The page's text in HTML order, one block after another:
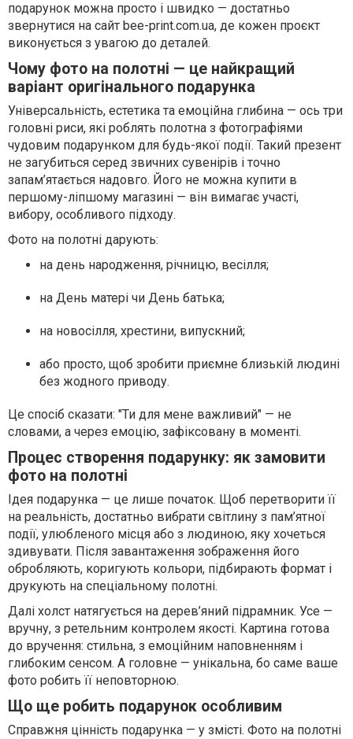
подарунок можна просто і швидко — достатньо
звернутися на сайт bee-print.com.ua, де кожен проєкт
виконується з увагою до деталей.
Чому фото на полотні — це найкращий
варіант оригінального подарунка
Універсальність, естетика та емоційна глибина — ось три
головні риси, які роблять полотна з фотографіями
чудовим подарунком для будь-якої події. Такий презент
не загубиться серед звичних сувенірів і точно
запам’ятається надовго. Його не можна купити в
першому-ліпшому магазині — він вимагає участі,
вибору, особливого підходу.
Фото на полотні дарують:
на день народження, річницю, весілля;
на День матері чи День батька;
на новосілля, хрестини, випускний;
або просто, щоб зробити приємне близькій людині
без жодного приводу.
Це спосіб сказати: "Ти для мене важливий" — не
словами, а через емоцію, зафіксовану в моменті.
Процес створення подарунку: як замовити
фото на полотні
Ідея подарунка — це лише початок. Щоб перетворити її
на реальність, достатньо вибрати світлину з пам’ятної
події, улюбленого місця або з людиною, яку хочеться
здивувати. Після завантаження зображення його
обробляють, коригують кольори, підбирають формат і
друкують на спеціальному полотні.
Далі холст натягується на дерев’яний підрамник. Усе —
вручну, з ретельним контролем якості. Картина готова
до вручення: стильна, з емоційним наповненням і
глибоким сенсом. А головне — унікальна, бо саме ваше
фото робить її неповторною.
Що ще робить подарунок особливим
Справжня цінність подарунка — у змісті. Фото на полотні